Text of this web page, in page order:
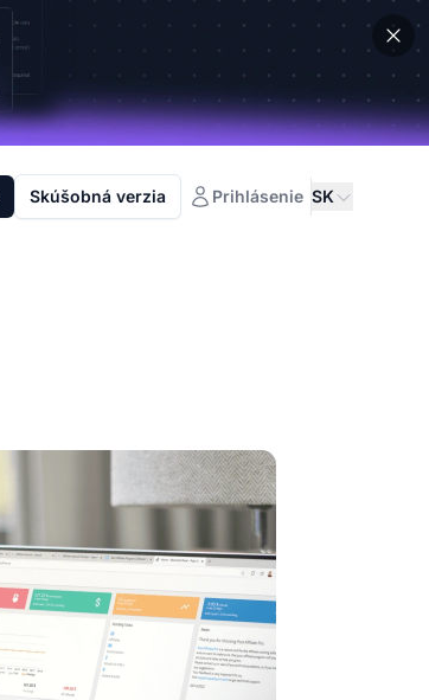
Skúšobná verzia Prihlásenie SK